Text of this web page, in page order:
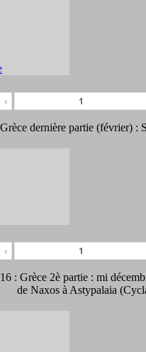
‹
dernière partie (février) :
‹
: Grèce 2è partie : mi
de Naxos à Astypalaia